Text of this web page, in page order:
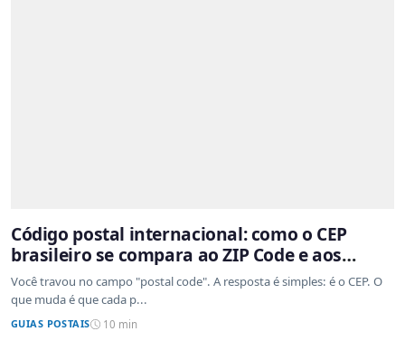
Código postal internacional: como o CEP
brasileiro se compara ao ZIP Code e aos
sistemas de outros países
Você travou no campo "postal code". A resposta é simples: é o CEP. O
que muda é que cada p...
GUIAS POSTAIS 10 min